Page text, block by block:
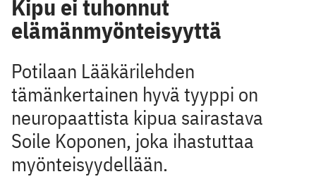
Kipu ei tuhonnut
elämänmyönteisyyttä
Potilaan Lääkärilehden
tämänkertainen hyvä tyyppi on
neuropaattista kipua sairastava
Soile Koponen, joka ihastuttaa
myönteisyydellään.